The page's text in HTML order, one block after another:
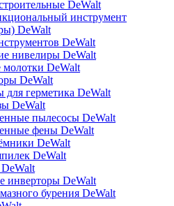
DeWalt
инструмент
DeWalt
DeWalt
нивелиры DeWalt
DeWalt
DeWalt
для герметика DeWalt
DeWalt
пылесосы DeWalt
фены DeWalt
DeWalt
DeWalt
инверторы DeWalt
бурения DeWalt